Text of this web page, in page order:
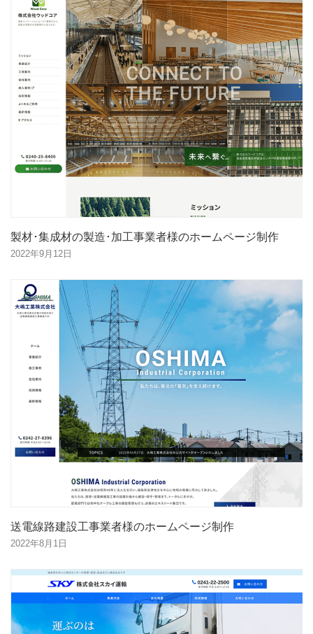
製材･集成材の製造･加工事業者様のホームページ制作
2022年9月12日
送電線路建設工事業者様のホームページ制作
2022年8月1日